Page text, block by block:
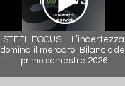
STEEL FOCUS – L’incertezza
domina il mercato. Bilancio del
primo semestre 2026